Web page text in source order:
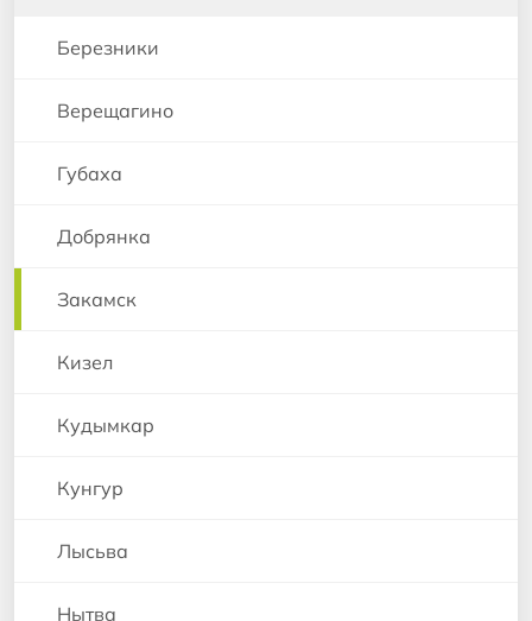
Березники
Верещагино
Губаха
Добрянка
Закамск
Кизел
Кудымкар
Кунгур
Лысьва
Нытва